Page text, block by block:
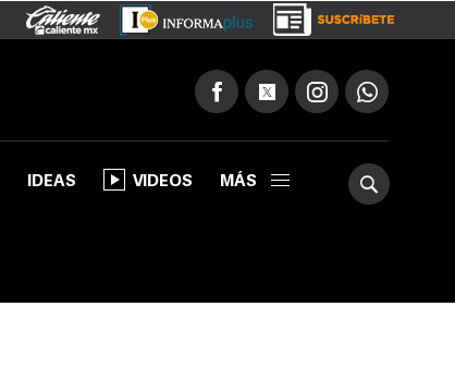
IDEAS VIDEOS MÁS